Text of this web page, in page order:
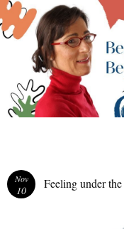
Feeling under
Nov
10